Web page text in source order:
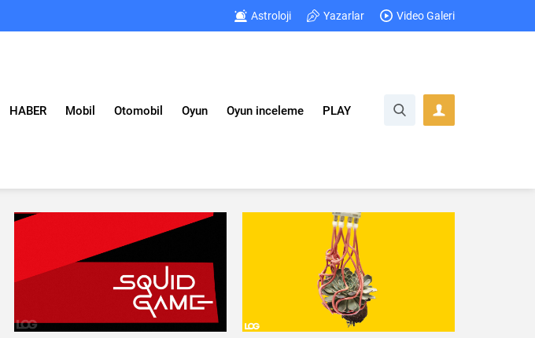
Astroloji Yazarlar Video Galeri
HABER Mobil Otomobil Oyun Oyun inceleme PLAY